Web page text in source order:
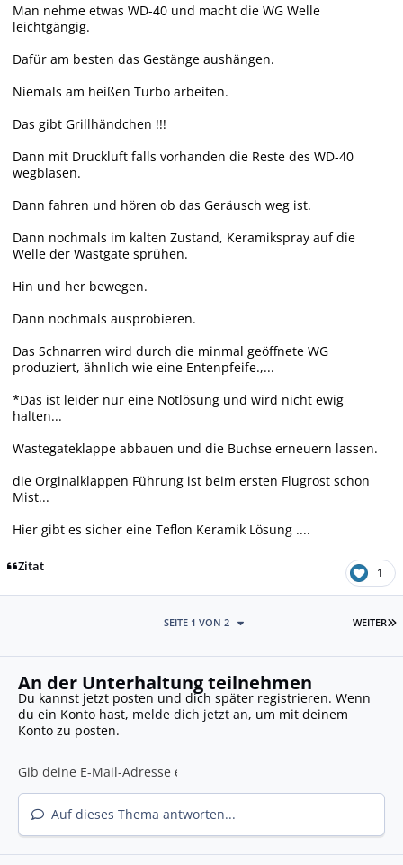
Man nehme etwas WD-40 und macht die WG Welle
leichtgängig.
Dafür am besten das Gestänge aushängen.
Niemals am heißen Turbo arbeiten.
Das gibt Grillhändchen !!!
Dann mit Druckluft falls vorhanden die Reste des WD-40
wegblasen.
Dann fahren und hören ob das Geräusch weg ist.
Dann nochmals im kalten Zustand, Keramikspray auf die
Welle der Wastgate sprühen.
Hin und her bewegen.
Dann nochmals ausprobieren.
Das Schnarren wird durch die minmal geöffnete WG
produziert, ähnlich wie eine Entenpfeife.,...
*Das ist leider nur eine Notlösung und wird nicht ewig
halten...
Wastegateklappe abbauen und die Buchse erneuern lassen.
die Orginalklappen Führung ist beim ersten Flugrost schon
Mist...
Hier gibt es sicher eine Teflon Keramik Lösung ....
Zitat 1
WEITER
SEITE 1 VON 2
An der Unterhaltung teilnehmen
Du kannst jetzt posten und dich später registrieren. Wenn
du ein Konto hast, melde dich jetzt an, um mit deinem
Konto zu posten.
Auf dieses Thema antworten...